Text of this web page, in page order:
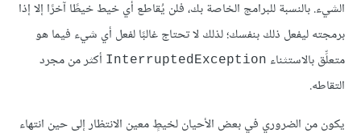
الشيء. بالنسبة للبرامج الخاصة بك، فلن يُقاطع أي خيط خيطًا آخرًا إلا إذا
برمجته ليفعل ذلك بنفسك؛ لذلك لا تحتاج غالبًا لفعل أي شيء فيما هو
متعلِّق بالاستثناء InterruptedException أكثر من مجرد
التقاطه.
يكون من الضروري في بعض الأحيان لخيطٍ معين الانتظار إلى حين انتهاء